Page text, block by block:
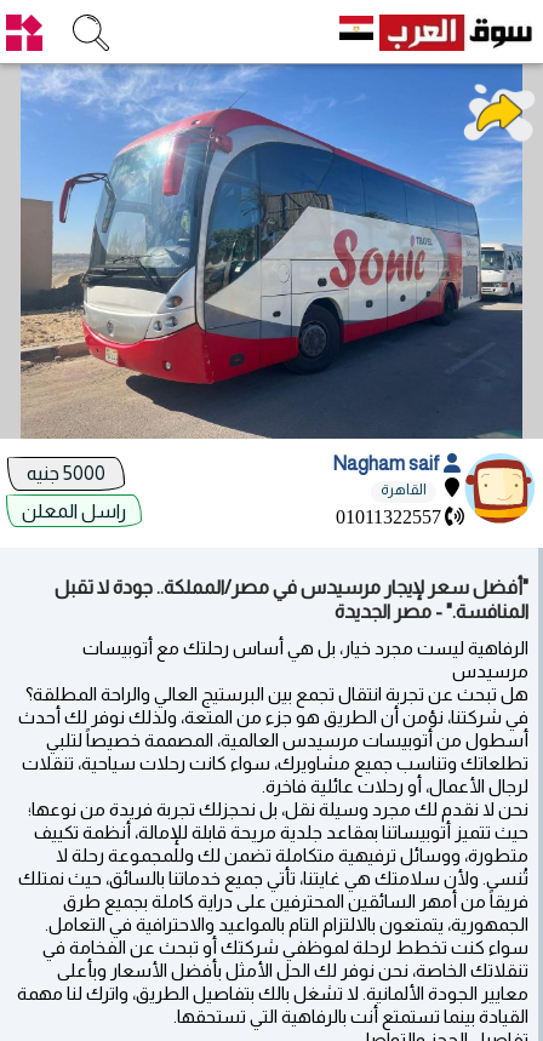
القاهرة
01011322557
راسل المعلن
"أفضل سعر لإيجار مرسيدس في مصر/المملكة.. جودة لا تقبل
المنافسة." - مصر الجديدة
الرفاهية ليست مجرد خيار، بل هي أساس رحلتك مع أتوبيسات
مرسيدس
هل تبحث عن تجربة انتقال تجمع بين البرستيج العالي والراحة المطلقة؟
في شركتنا، نؤمن أن الطريق هو جزء من المتعة، ولذلك نوفر لك أحدث
أسطول من أتوبيسات مرسيدس العالمية، المصممة خصيصاً لتلبي
تطلعاتك وتناسب جميع مشاويرك، سواء كانت رحلات سياحية، تنقلات
لرجال الأعمال، أو رحلات عائلية فاخرة.
نحن لا نقدم لك مجرد وسيلة نقل، بل نحجزلك تجربة فريدة من نوعها؛
حيث تتميز أتوبيساتنا بمقاعد جلدية مريحة قابلة للإمالة، أنظمة تكييف
متطورة، ووسائل ترفيهية متكاملة تضمن لك وللمجموعة رحلة لا
تُنسى. ولأن سلامتك هي غايتنا، تأتي جميع خدماتنا بالسائق، حيث نمتلك
فريقاً من أمهر السائقين المحترفين على دراية كاملة بجميع طرق
الجمهورية، يتمتعون بالالتزام التام بالمواعيد والاحترافية في التعامل.
سواء كنت تخطط لرحلة لموظفي شركتك أو تبحث عن الفخامة في
تنقلاتك الخاصة، نحن نوفر لك الحل الأمثل بأفضل الأسعار وبأعلى
معايير الجودة الألمانية. لا تشغل بالك بتفاصيل الطريق، واترك لنا مهمة
القيادة بينما تستمتع أنت بالرفاهية التي تستحقها.